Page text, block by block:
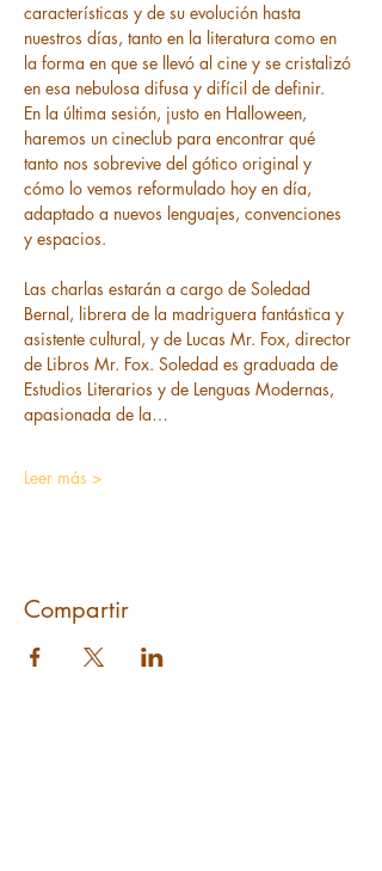
características y de su evolución hasta
nuestros días, tanto en la literatura como en
la forma en que se llevó al cine y se cristalizó
en esa nebulosa difusa y difícil de definir.
En la última sesión, justo en Halloween,
haremos un cineclub para encontrar qué
tanto nos sobrevive del gótico original y
cómo lo vemos reformulado hoy en día,
adaptado a nuevos lenguajes, convenciones
y espacios.
Las charlas estarán a cargo de Soledad
Bernal, librera de la madriguera fantástica y
asistente cultural, y de Lucas Mr. Fox, director
de Libros Mr. Fox. Soledad es graduada de
Estudios Literarios y de Lenguas Modernas,
apasionada de la…
Leer más >
Compartir